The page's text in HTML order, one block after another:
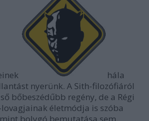
hála
nyerünk. A Sith-filozófiáról
bőbeszédűbb regény, de a Régi
életmódja is szóba
bolygó bemutatása sem